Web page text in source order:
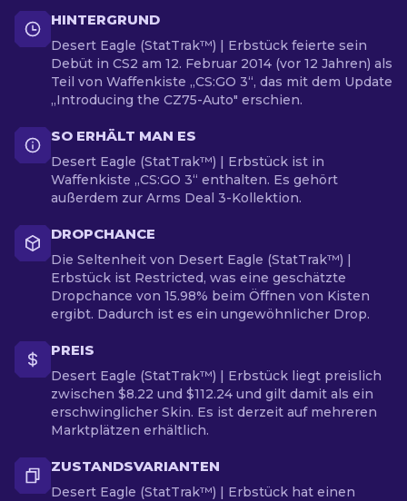
HINTERGRUND
Desert Eagle (StatTrak™) | Erbstück feierte sein
Debüt in CS2 am 12. Februar 2014 (vor 12 Jahren) als
Teil von Waffenkiste „CS:GO 3“, das mit dem Update
„Introducing the CZ75-Auto" erschien.
SO ERHÄLT MAN ES
Desert Eagle (StatTrak™) | Erbstück ist in
Waffenkiste „CS:GO 3“ enthalten. Es gehört
außerdem zur Arms Deal 3-Kollektion.
DROPCHANCE
Die Seltenheit von Desert Eagle (StatTrak™) |
Erbstück ist Restricted, was eine geschätzte
Dropchance von 15.98% beim Öffnen von Kisten
ergibt. Dadurch ist es ein ungewöhnlicher Drop.
PREIS
Desert Eagle (StatTrak™) | Erbstück liegt preislich
zwischen $8.22 und $112.24 und gilt damit als ein
erschwinglicher Skin. Es ist derzeit auf mehreren
Marktplätzen erhältlich.
ZUSTANDSVARIANTEN
Desert Eagle (StatTrak™) | Erbstück hat einen